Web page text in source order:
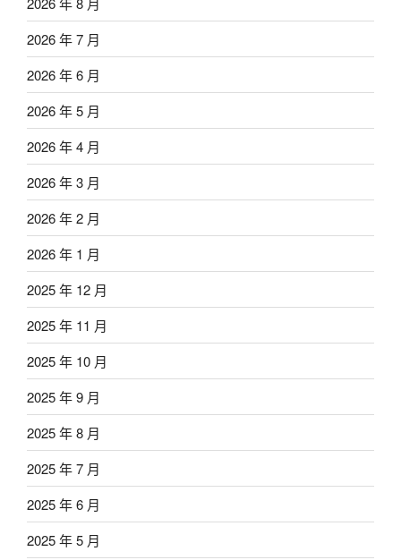
2026 年 7 月
2026 年 6 月
2026 年 5 月
2026 年 4 月
2026 年 3 月
2026 年 2 月
2026 年 1 月
2025 年 12 月
2025 年 11 月
2025 年 10 月
2025 年 9 月
2025 年 8 月
2025 年 7 月
2025 年 6 月
2025 年 5 月